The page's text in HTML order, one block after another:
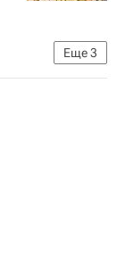
Еще3